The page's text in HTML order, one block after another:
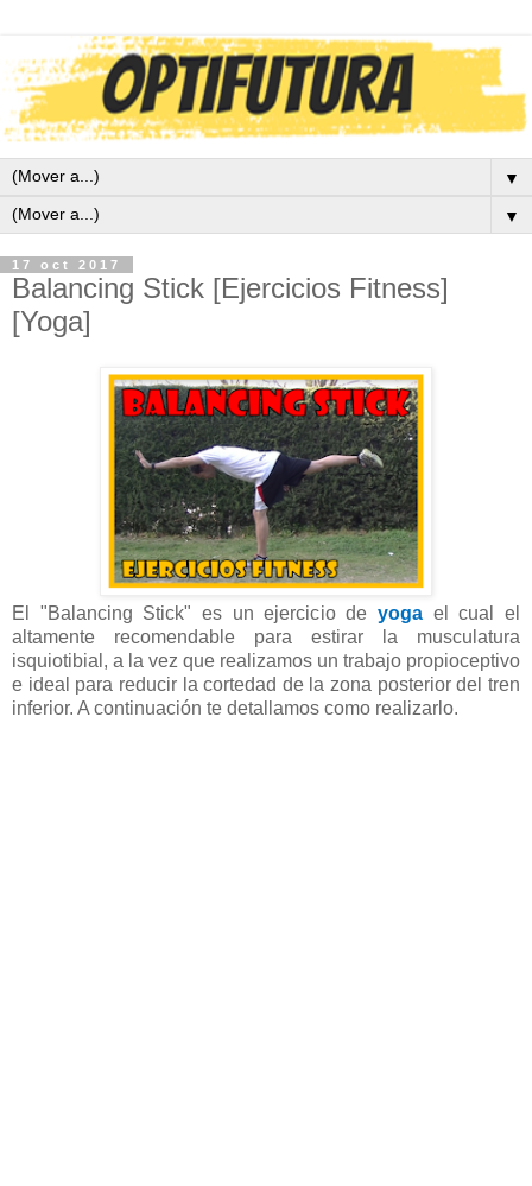
▼
▼
17 oct 2017
Balancing Stick [Ejercicios Fitness]
[Yoga]
El "Balancing Stick" es un ejercicio de yogael cual el
altamente recomendable para estirar la musculatura
isquiotibial, a la vez que realizamos un trabajo propioceptivo
e ideal para reducir la cortedad de la zona posterior del tren
inferior. A continuación te detallamos como realizarlo.